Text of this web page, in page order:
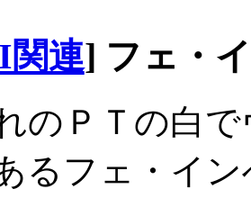
関連] フェ・
のＰＴの白
るフェ・イン